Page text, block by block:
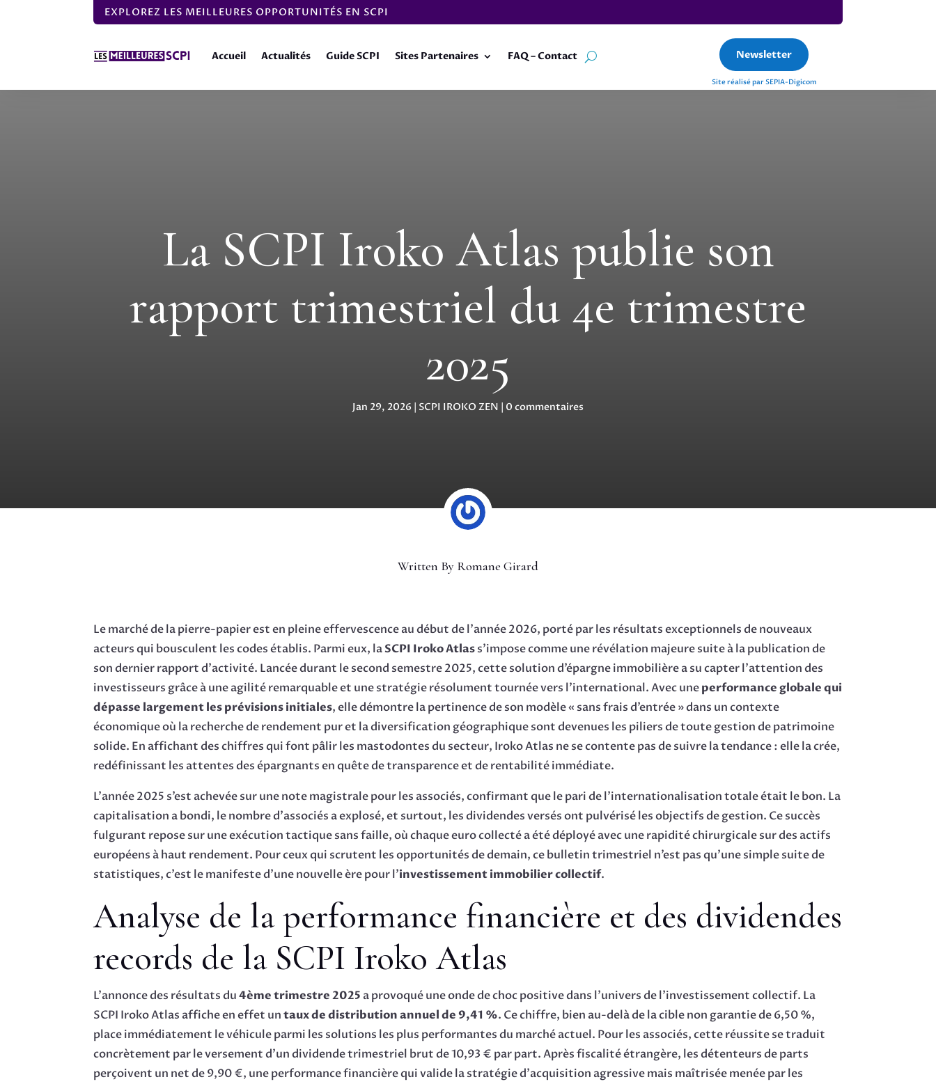
EXPLOREZ LES MEILLEURES OPPORTUNITÉS EN SCPI
Accueil Actualités Guide SCPI Sites Partenaires FAQ – Contact Newsletter
Site réalisé par SEPIA-Digicom
La SCPI Iroko Atlas publie son
rapport trimestriel du 4e trimestre
2025
Jan 29, 2026 | SCPI IROKO ZEN | 0 commentaires
Written By Romane Girard
Le marché de la pierre-papier est en pleine effervescence au début de l’année 2026, porté par les résultats exceptionnels de nouveaux
acteurs qui bousculent les codes établis. Parmi eux, laSCPI Iroko Atlass’impose comme une révélation majeure suite à la publication de
son dernier rapport d’activité. Lancée durant le second semestre 2025, cette solution d’épargne immobilière a su capter l’attention des
investisseurs grâce à une agilité remarquable et une stratégie résolument tournée vers l’international. Avec uneperformance globale qui
dépasse largement les prévisions initiales, elle démontre la pertinence de son modèle « sans frais d’entrée » dans un contexte
économique où la recherche de rendement pur et la diversification géographique sont devenues les piliers de toute gestion de patrimoine
solide. En affichant des chiffres qui font pâlir les mastodontes du secteur, Iroko Atlas ne se contente pas de suivre la tendance : elle la crée,
redéfinissant les attentes des épargnants en quête de transparence et de rentabilité immédiate.
L’année 2025 s’est achevée sur une note magistrale pour les associés, confirmant que le pari de l’internationalisation totale était le bon. La
capitalisation a bondi, le nombre d’associés a explosé, et surtout, les dividendes versés ont pulvérisé les objectifs de gestion. Ce succès
fulgurant repose sur une exécution tactique sans faille, où chaque euro collecté a été déployé avec une rapidité chirurgicale sur des actifs
européens à haut rendement. Pour ceux qui scrutent les opportunités de demain, ce bulletin trimestriel n’est pas qu’une simple suite de
statistiques, c’est le manifeste d’une nouvelle ère pour l’investissement immobilier collectif.
Analyse de la performance financière et des dividendes
records de la SCPI Iroko Atlas
L’annonce des résultats du4ème trimestre 2025 a provoqué une onde de choc positive dans l’univers de l’investissement collectif. La
SCPI Iroko Atlas affiche en effet untaux de distribution annuel de 9,41 %. Ce chiffre, bien au-delà de la cible non garantie de 6,50 %,
place immédiatement le véhicule parmi les solutions les plus performantes du marché actuel. Pour les associés, cette réussite se traduit
concrètement par le versement d’un dividende trimestriel brut de 10,93 € par part. Après fiscalité étrangère, les détenteurs de parts
perçoivent un net de 9,90 €, une performance financière qui valide la stratégie d’acquisition agressive mais maîtrisée menée par les